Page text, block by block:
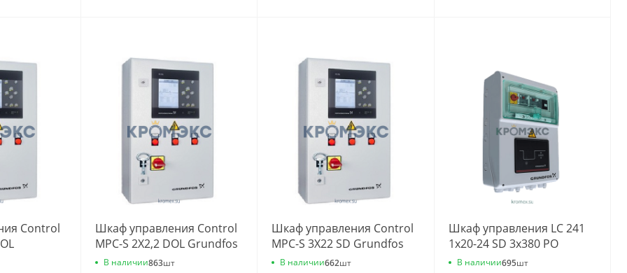
Control
Шкаф управления Control
MPC-S 2X2,2 DOL Grundfos
96837615
В наличии863шт
Шкаф управления Control
MPC-S 3X22 SD Grundfos
96837642
В наличии662шт
Шкаф управления LC 241
1x20-24 SD 3x380 PO
Grundfos 99656885
В наличии695шт